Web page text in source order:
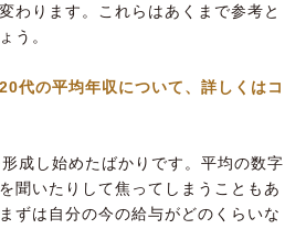
わります。これらはあくまで参考と
う。
代の平均年収について、詳しくはコ
成し始めたばかりです。平均の数字
聞いたりして焦ってしまうこともあ
ずは自分の今の給与がどのくらいな